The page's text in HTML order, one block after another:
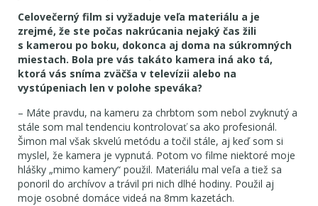
Celovečerný film si vyžaduje veľa materiálu a je
zrejmé, že ste počas nakrúcania nejaký čas žili
s kamerou po boku, dokonca aj doma na súkromných
miestach. Bola pre vás takáto kamera iná ako tá,
ktorá vás sníma zväčša v televízii alebo na
vystúpeniach len v polohe speváka?
– Máte pravdu, na kameru za chrbtom som nebol zvyknutý a
stále som mal tendenciu kontrolovať sa ako profesionál.
Šimon mal však skvelú metódu a točil stále, aj keď som si
myslel, že kamera je vypnutá. Potom vo filme niektoré moje
hlášky „mimo kamery“ použil. Materiálu mal veľa a tiež sa
ponoril do archívov a trávil pri nich dlhé hodiny. Použil aj
moje osobné domáce videá na 8mm kazetách.